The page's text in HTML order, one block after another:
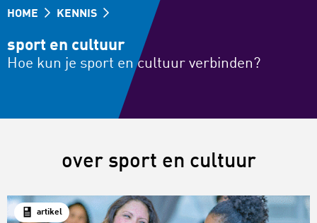
HOME KENNIS
sport en cultuur
Hoe kun je sport en cultuur verbinden?
over sport en cultuur
artikel